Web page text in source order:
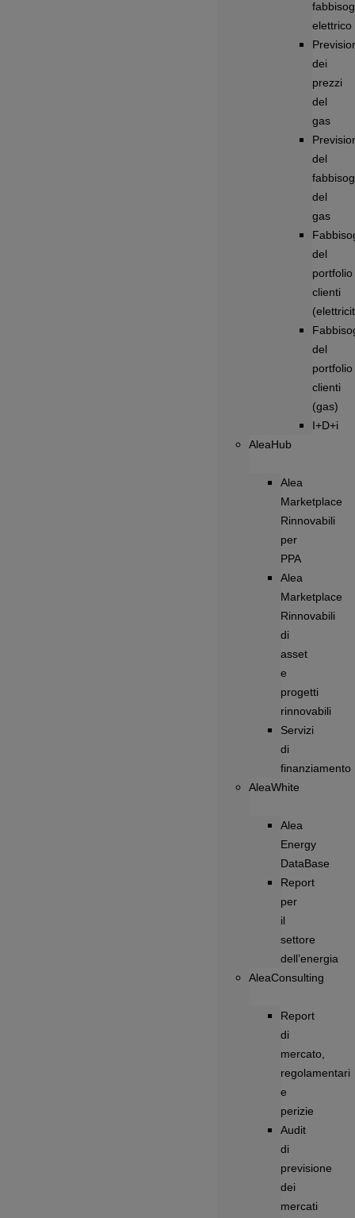
elettrico
dei
prezzi
del
gas
del
del
gas
del
portfolio
clienti
del
portfolio
clienti
(gas)
I+D+i
AleaHub
Alea
Marketplace
Rinnovabili
per
PPA
Alea
Marketplace
Rinnovabili
di
asset
e
progetti
rinnovabili
Servizi
di
finanziamento
AleaWhite
Alea
Energy
DataBase
Report
per
il
settore
dell’energia
AleaConsulting
Report
di
mercato,
regolamentari
e
perizie
Audit
di
previsione
dei
mercati